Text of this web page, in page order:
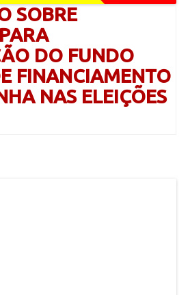
SOBRE
DO FUNDO
FINANCIAMENTO
NAS ELEIÇÕES